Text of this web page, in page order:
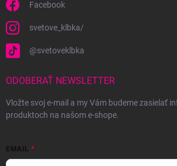
Facebook
svetove_klbka/
@svetoveklbka
ODOBERAŤ NEWSLETTER
Vložte svoj e-mail a my Vám budeme zasielať
produktoch na našom e-shope.
EMAIL